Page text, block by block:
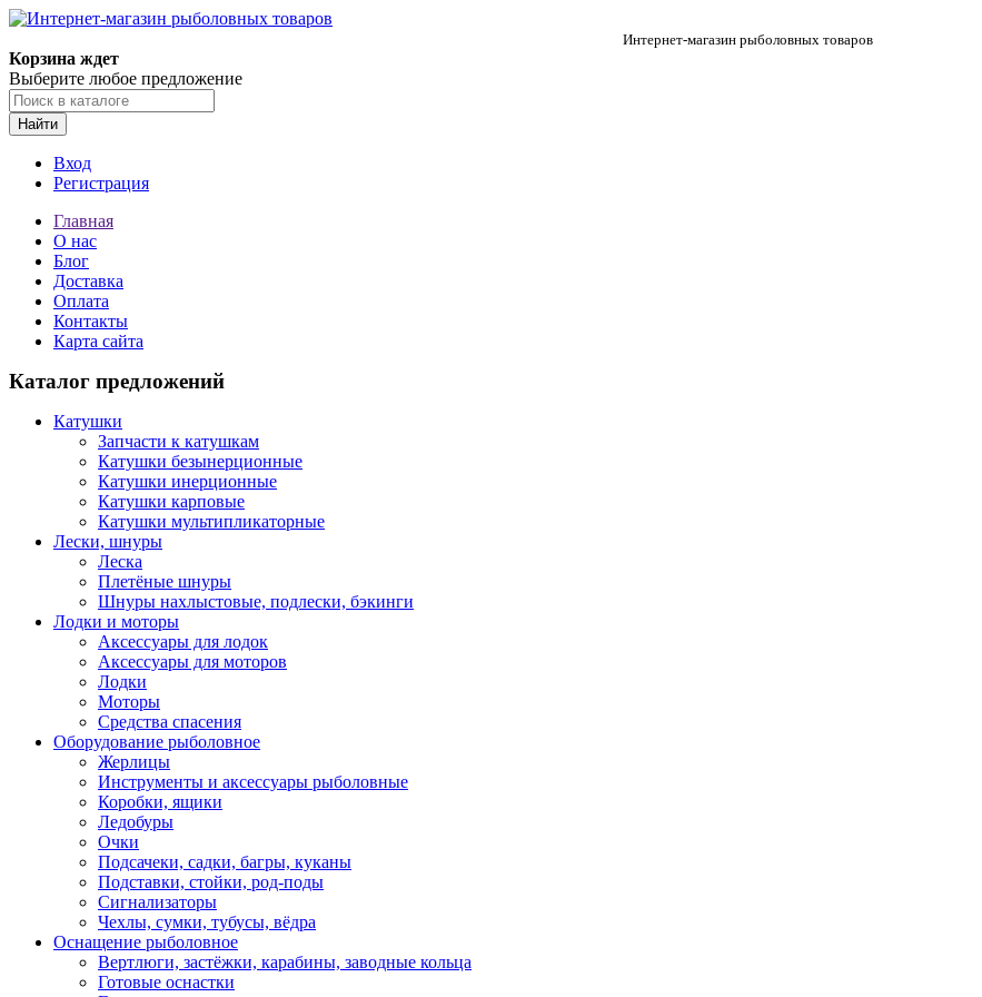
Интернет-магазин рыболовных товаров
Корзина ждет
Выберите любое предложение
Найти
Вход
Регистрация
Главная
О нас
Блог
Доставка
Оплата
Контакты
Карта сайта
Каталог предложений
Катушки
Запчасти к катушкам
Катушки безынерционные
Катушки инерционные
Катушки карповые
Катушки мультипликаторные
Лески, шнуры
Леска
Плетёные шнуры
Шнуры нахлыстовые, подлески, бэкинги
Лодки и моторы
Аксессуары для лодок
Аксессуары для моторов
Лодки
Моторы
Средства спасения
Оборудование рыболовное
Жерлицы
Инструменты и аксессуары рыболовные
Коробки, ящики
Ледобуры
Очки
Подсачеки, садки, багры, куканы
Подставки, стойки, род-поды
Сигнализаторы
Чехлы, сумки, тубусы, вёдра
Оснащение рыболовное
Вертлюги, застёжки, карабины, заводные кольца
Готовые оснастки